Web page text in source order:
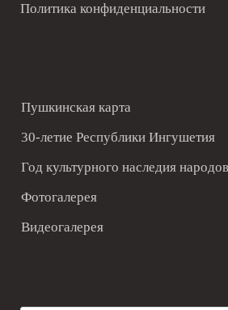
Политика конфиденциальности
Пушкинская карта
30-летие Республики Ингушетия
Год культурного наследия
Фотогалерея
Видеогалерея